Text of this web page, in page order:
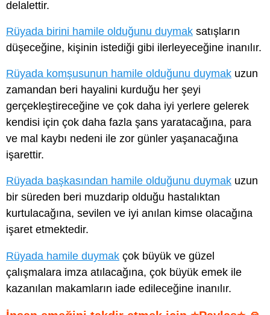
delalettir.
Rüyada birini hamile olduğunu duymak satışların
düşeceğine, kişinin istediği gibi ilerleyeceğine inanılır.
Rüyada komşusunun hamile olduğunu duymak uzun
zamandan beri hayalini kurduğu her şeyi
gerçekleştireceğine ve çok daha iyi yerlere gelerek
kendisi için çok daha fazla şans yaratacağına, para
ve mal kaybı nedeni ile zor günler yaşanacağına
işarettir.
Rüyada başkasından hamile olduğunu duymak uzun
bir süreden beri muzdarip olduğu hastalıktan
kurtulacağına, sevilen ve iyi anılan kimse olacağına
işaret etmektedir.
Rüyada hamile duymak çok büyük ve güzel
çalışmalara imza atılacağına, çok büyük emek ile
kazanılan makamların iade edileceğine inanılır.